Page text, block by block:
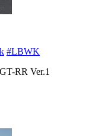
#LBWK
RR Ver.1